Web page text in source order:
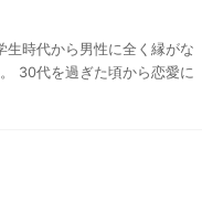
時代から男性に全く縁がな
30代を過ぎた頃から恋愛に